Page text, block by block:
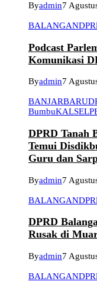
Byadmin7
BALANGAN
Podcast
Komunikasi
Byadmin7
BANJARBARU
BumbuKALSEL
DPRD Tanah
Temui
Guru dan
Byadmin7
BALANGAN
DPRD
Rusak di
Byadmin7
BALANGAN